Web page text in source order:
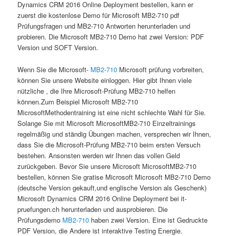
Dynamics CRM 2016 Online Deployment bestellen, kann er
zuerst die kostenlose Demo für Microsoft MB2-710 pdf
Prüfungsfragen und MB2-710 Antworten herunterladen und
probieren. Die Microsoft MB2-710 Demo hat zwei Version: PDF
Version und SOFT Version.
Wenn Sie die Microsoft- MB2-710 Microsoft prüfung vorbreiten,
können Sie unsere Website einloggen. Hier gibt Ihnen viele
nützliche , die Ihre Microsoft-Prüfung MB2-710 helfen
können.Zum Beispiel Microsoft MB2-710
MicrosoftMethodentraining ist eine nicht schlechte Wahl für Sie.
Solange Sie mit Microsoft MicrosoftMB2-710 Einzeltrainings
regelmäßig und ständig Übungen machen, versprechen wir Ihnen,
dass Sie die Microsoft-Prüfung MB2-710 beim ersten Versuch
bestehen. Ansonsten werden wir Ihnen das vollen Geld
zurückgeben. Bevor Sie unsere Microsoft MicrosoftMB2-710
bestellen, können Sie gratise Microsoft Microsoft MB2-710 Demo
(deutsche Version gekauft,und englische Version als Geschenk)
Microsoft Dynamics CRM 2016 Online Deployment bei it-
pruefungen.ch herunterladen und ausprobieren. Die
Prüfungsdemo MB2-710 haben zwei Version. Eine ist Gedruckte
PDF Version, die Andere ist interaktive Testing Energie.